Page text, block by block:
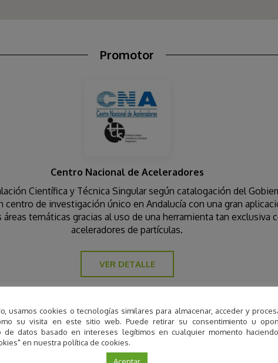
Promotor
Centro Nacional de Aceleradores
Científica y Técnica Singular según catalogación del
centro de investigación único en Andalucía con una gran
áreas temáticas gracias al uso de una herramienta tan exclusiva
aceleradores de partículas.
VER DETALLE
Contacto
PCT Cartuja
usamos cookies o tecnologías similares para almacenar, acceder y
su visita en este sitio web. Puede retirar su consentimiento u
de datos basado en intereses legítimos en cualquier momento
en nuestra política de cookies.